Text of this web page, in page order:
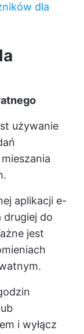
dla
używanie
aplikacji e-
drugiej do
jest
i wyłącz